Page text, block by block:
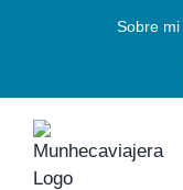
Sobre mi